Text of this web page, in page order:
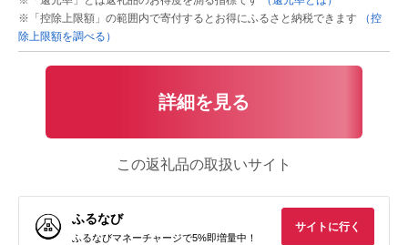
※「控除上限額」の範囲内で寄付するとお得にふるさと納税できます
（控
除上限額を調べる）
詳細を見る
この返礼品の取扱いサイト
ふるなび
ふるなびマネーチャージで5%即増量中！
サイトに行く